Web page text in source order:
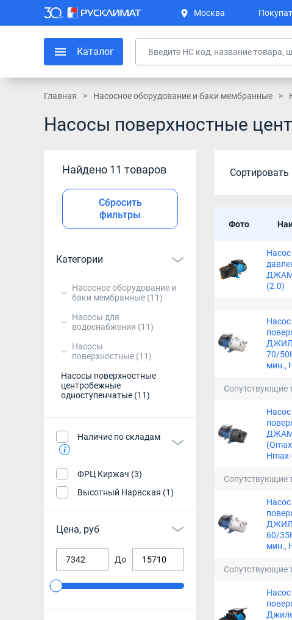
Москва
Каталог
Главная Насосное оборудование и баки мембранные
Насосы поверхностные
Найдено 11 товаров
Сбросить
фильтры
Категории
Насосное оборудование и
баки мембранные (11)
Насосы для
водоснабжения (11)
Насосы
поверхностные (11)
Насосы поверхностные
центробежные
одноступенчатые (11)
Наличие по складам
ФРЦ Киржач (3)
Высотный Нарвская (1)
Цена, руб
До
Сортировать
Фото
(2.0)
Насос
70/
мин.,
Сопутствующие
Насос
Сопутствующие
Насос
60/
мин.,
Сопутствующие
Насос